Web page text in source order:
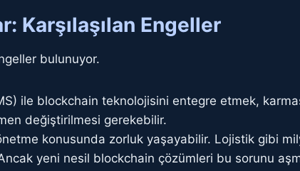
Karşılaşılan Engeller
bulunuyor.
ile blockchain teknolojisini entegre etmek,
değiştirilmesi gerekebilir.
konusunda zorluk yaşayabilir. Lojistik gibi
yeni nesil blockchain çözümleri bu sorunu